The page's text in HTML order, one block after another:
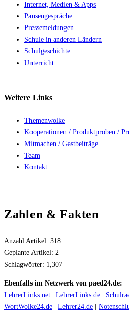
Internet, Medien & Apps
Pausengespräche
Pressemeldungen
Schule in anderen Ländern
Schulgeschichte
Unterricht
Weitere Links
Themenwolke
Kooperationen / Produktproben /
Mitmachen / Gastbeiträge
Team
Kontakt
Zahlen & Fakten
Anzahl Artikel: 318
Geplante Artikel: 2
Schlagwörter: 1,307
Ebenfalls im Netzwerk von paed24.de:
LehrerLinks.net
LehrerLinks.de
WortWolke24.de
Lehrer24.de